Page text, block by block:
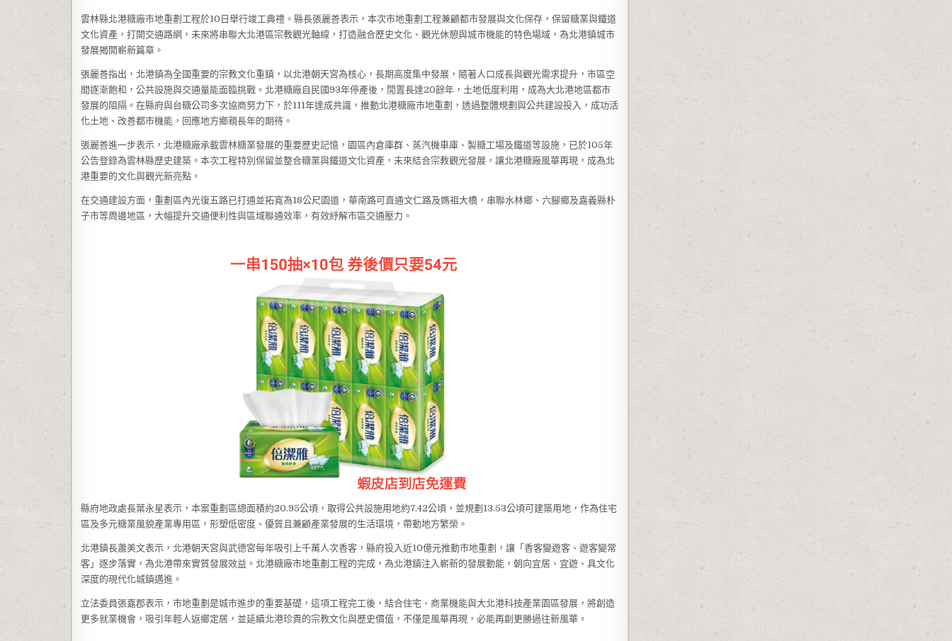
雲林縣北港糖廠市地重劃工程於10日舉行竣工典禮。縣長張麗善表示，本次市地重劃工程兼顧都市發展與文化保存，保留糖業與鐵道
文化資產，打開交通路網，未來將串聯大北港區宗教觀光軸線，打造融合歷史文化、觀光休憩與城市機能的特色場域，為北港鎮城市
發展揭開嶄新篇章。
張麗善指出，北港鎮為全國重要的宗教文化重鎮，以北港朝天宮為核心，長期高度集中發展，隨著人口成長與觀光需求提升，市區空
間逐漸飽和，公共設施與交通量能面臨挑戰。北港糖廠自民國93年停產後，閒置長達20餘年，土地低度利用，成為大北港地區都市
發展的阻隔。在縣府與台糖公司多次協商努力下，於111年達成共識，推動北港糖廠市地重劃，透過整體規劃與公共建設投入，成功活
化土地、改善都市機能，回應地方鄉親長年的期待。
張麗善進一步表示，北港糖廠承載雲林糖業發展的重要歷史記憶，園區內倉庫群、蒸汽機車庫、製糖工場及鐵道等設施，已於105年
公告登錄為雲林縣歷史建築。本次工程特別保留並整合糖業與鐵道文化資產，未來結合宗教觀光發展，讓北港糖廠風華再現，成為北
港重要的文化與觀光新亮點。
在交通建設方面，重劃區內光復五路已打通並拓寬為18公尺園道，華南路可直通文仁路及媽祖大橋，串聯水林鄉、六腳鄉及嘉義縣朴
子市等周邊地區，大幅提升交通便利性與區域聯通效率，有效紓解市區交通壓力。
縣府地政處長葉永星表示，本案重劃區總面積約20.95公頃，取得公共設施用地約7.42公頃，並規劃13.53公頃可建築用地，作為住宅
區及多元糖業風貌產業專用區，形塑低密度、優質且兼顧產業發展的生活環境，帶動地方繁榮。
北港鎮長蕭美文表示，北港朝天宮與武德宮每年吸引上千萬人次香客，縣府投入近10億元推動市地重劃，讓「香客變遊客、遊客變常
客」逐步落實，為北港帶來實質發展效益。北港糖廠市地重劃工程的完成，為北港鎮注入嶄新的發展動能，朝向宜居、宜遊、具文化
深度的現代化城鎮邁進。
立法委員張嘉郡表示，市地重劃是城市進步的重要基礎，這項工程完工後，結合住宅、商業機能與大北港科技產業園區發展，將創造
更多就業機會，吸引年輕人返鄉定居，並延續北港珍貴的宗教文化與歷史價值，不僅是風華再現，必能再創更勝過往新風華。